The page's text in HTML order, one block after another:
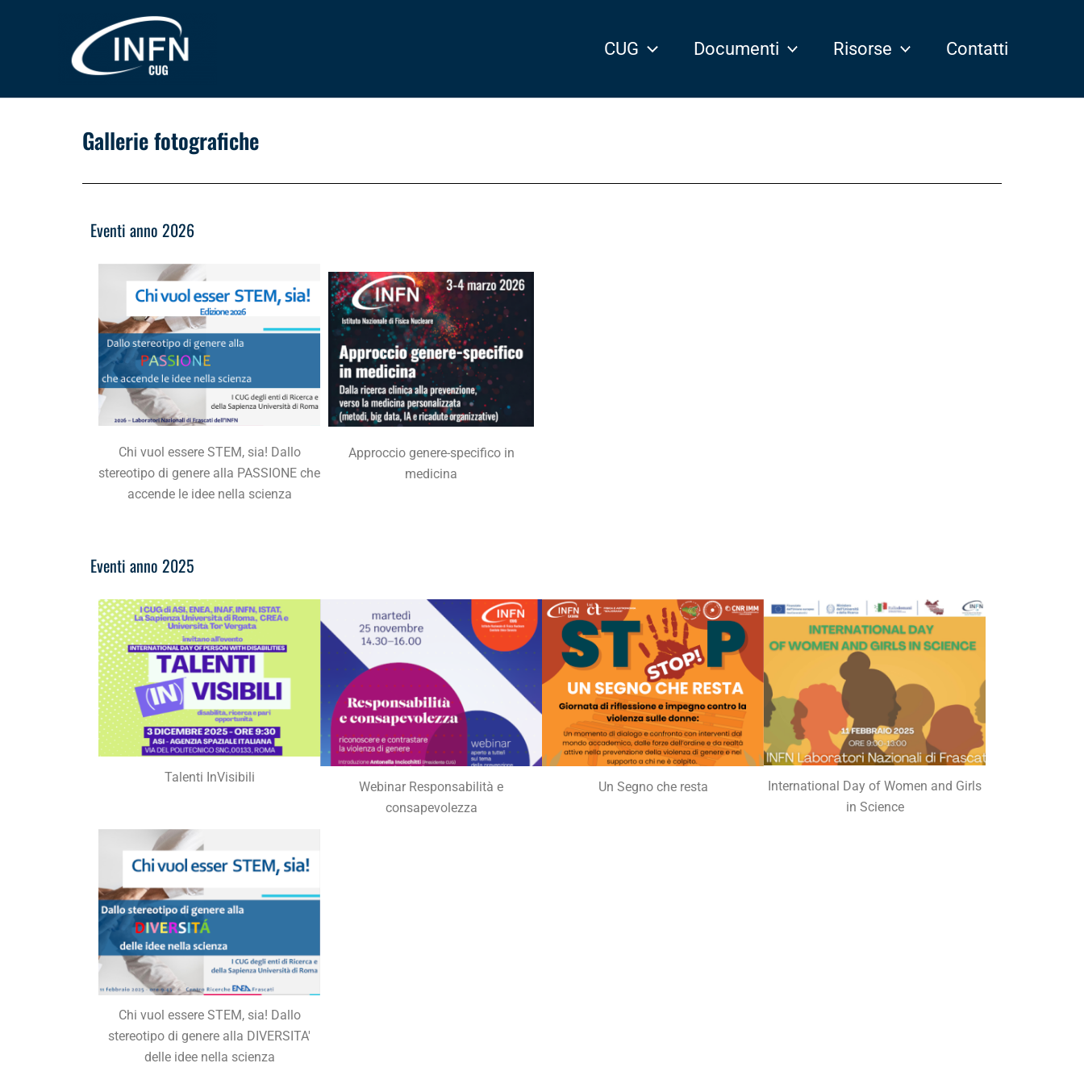
CUG Documenti Risorse Contatti
Gallerie fotografiche
Eventi anno 2026
Chi vuol essere STEM, sia! Dallo
stereotipo di genere alla PASSIONE che
accende le idee nella scienza
Approccio genere-specifico in
medicina
Eventi anno 2025
Talenti InVisibili
Webinar Responsabilità e
consapevolezza
Un Segno che resta
International Day of Women and Girls
in Science
Chi vuol essere STEM, sia! Dallo
stereotipo di genere alla DIVERSITA'
delle idee nella scienza